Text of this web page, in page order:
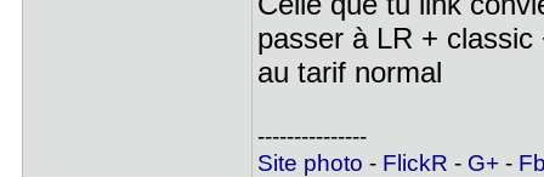
passer à LR +
au tarif normal
---------------
Site photo - FlickR - G+-